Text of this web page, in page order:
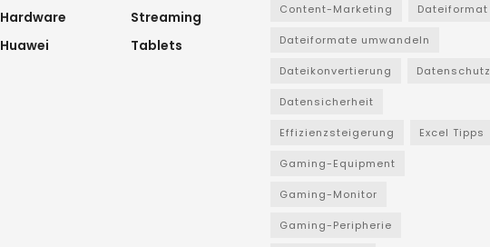
Hardware
Huawei
Streaming
Tablets
Content-Marketing Dateiformat
Dateiformate umwandeln
Dateikonvertierung Datenschutz
Datensicherheit
Effizienzsteigerung Excel Tipps
Gaming-Equipment
Gaming-Monitor
Gaming-Peripherie